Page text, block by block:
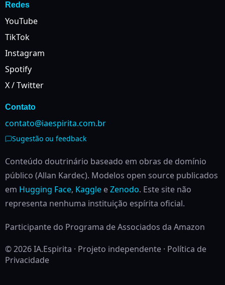
Redes
YouTube
TikTok
Instagram
Spotify
X / Twitter
Contato
contato@iaespirita.com.br
Sugestão ou feedback
Conteúdo doutrinário baseado em obras de domínio
público (Allan Kardec). Modelos open source publicados
em Hugging Face, Kaggle eZenodo. Este site não
representa nenhuma instituição espírita oficial.
Participante do Programa de Associados da Amazon
© 2026 IA.Espirita · Projeto independente · Política de
Privacidade